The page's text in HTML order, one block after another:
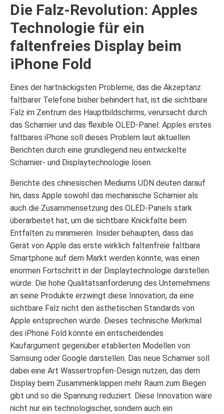
Die Falz-Revolution: Apples
Technologie für ein
faltenfreies Display beim
iPhone Fold
Eines der hartnäckigsten Probleme, das die Akzeptanz
faltbarer Telefone bisher behindert hat, ist die sichtbare
Falz im Zentrum des Hauptbildschirms, verursacht durch
das Scharnier und das flexible OLED-Panel. Apples erstes
faltbares iPhone soll dieses Problem laut aktuellen
Berichten durch eine grundlegend neu entwickelte
Scharnier- und Displaytechnologie lösen.
Berichte des chinesischen Mediums UDN deuten darauf
hin, dass Apple sowohl das mechanische Scharnier als
auch die Zusammensetzung des OLED-Panels stark
überarbeitet hat, um die sichtbare Knickfalte beim
Entfalten zu minimieren. Insider behaupten, dass das
Gerät von Apple das erste wirklich faltenfreie faltbare
Smartphone auf dem Markt werden könnte, was einen
enormen Fortschritt in der Displaytechnologie darstellen
würde. Die hohe Qualitätsanforderung des Unternehmens
an seine Produkte erzwingt diese Innovation, da eine
sichtbare Falz nicht den ästhetischen Standards von
Apple entsprechen würde. Dieses technische Merkmal
des iPhone Fold könnte ein entscheidendes
Kaufargument gegenüber etablierten Modellen von
Samsung oder Google darstellen. Das neue Scharnier soll
dabei eine Art Wassertropfen-Design nutzen, das dem
Display beim Zusammenklappen mehr Raum zum Biegen
gibt und so die Spannung reduziert. Diese Innovation wäre
nicht nur ein technologischer, sondern auch ein